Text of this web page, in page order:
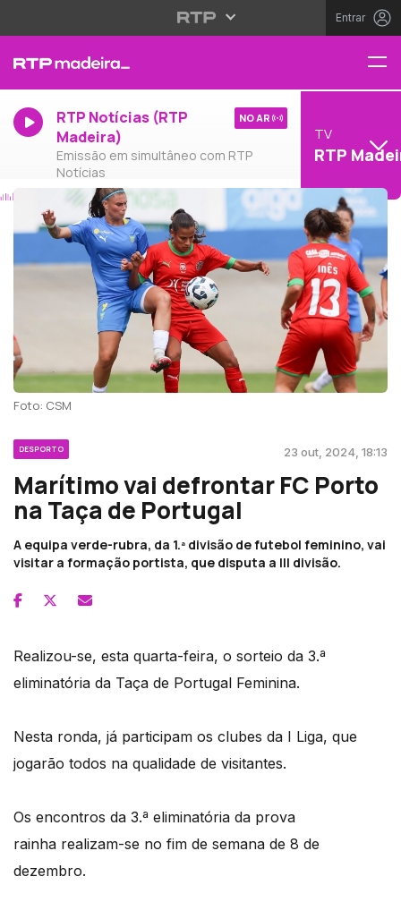
Entrar
RTP Notícias (RTP
Madeira)
Emissão em simultâneo com RTP
Notícias
NO AR
TV
RTP
Foto: CSM
DESPORTO 23 out, 2024, 18:13
Marítimo vai defrontar FC Porto
na Taça de Portugal
A equipa verde-rubra, da 1.ª divisão de futebol feminino, vai
visitar a formação portista, que disputa a III divisão.
Realizou-se, esta quarta-feira, o sorteio da 3.ª
eliminatória da Taça de Portugal Feminina.
Nesta ronda, já participam os clubes da I Liga, que
jogarão todos na qualidade de visitantes.
Os encontros da 3.ª eliminatória da prova
rainha realizam-se no fim de semana de 8 de
dezembro.